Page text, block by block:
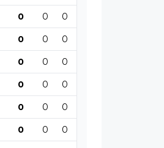
0 0 0
0 0 0
0 0 0
0 0 0
0 0 0
0 0 0